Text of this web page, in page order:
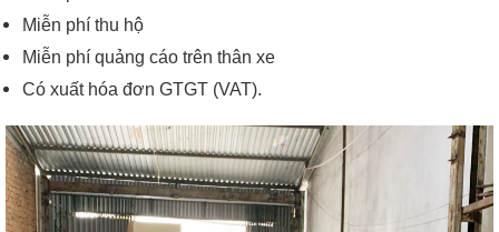
Miễn phí thu hộ
Miễn phí quảng cáo trên thân xe
Có xuất hóa đơn GTGT (VAT).